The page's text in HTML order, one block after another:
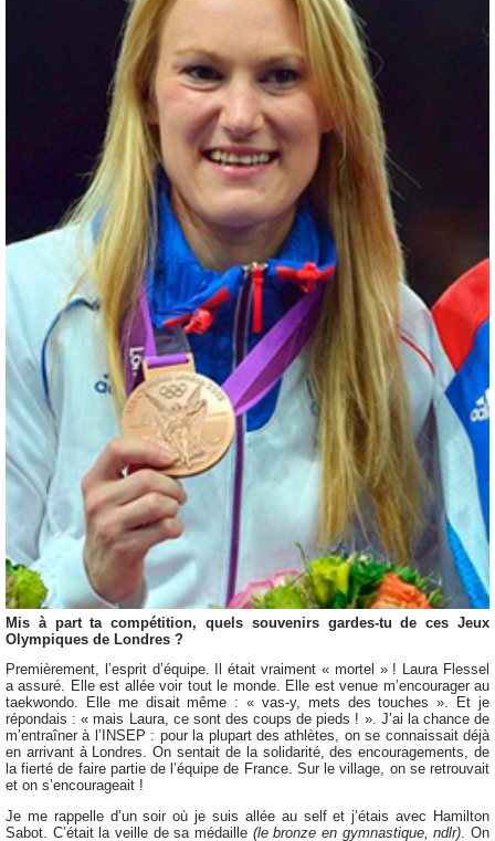
Mis à part ta compétition, quels souvenirs gardes-tu de ces Jeux
Olympiques de Londres ?
Premièrement, l’esprit d’équipe. Il était vraiment « mortel » ! Laura Flessel
a assuré. Elle est allée voir tout le monde. Elle est venue m’encourager au
taekwondo. Elle me disait même : « vas-y, mets des touches ». Et je
répondais : « mais Laura, ce sont des coups de pieds ! ». J’ai la chance de
m’entraîner à l’INSEP : pour la plupart des athlètes, on se connaissait déjà
en arrivant à Londres. On sentait de la solidarité, des encouragements, de
la fierté de faire partie de l’équipe de France. Sur le village, on se retrouvait
et on s’encourageait !
Je me rappelle d’un soir où je suis allée au self et j’étais avec Hamilton
Sabot. C’était la veille de sa médaille (le bronze en gymnastique, ndlr). On